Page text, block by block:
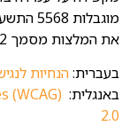
את המלצות מסמך WCAG2.2 מאת ארגון W3C.
בעברית:הנחיות
באנגלית: (WCAG)
2.0